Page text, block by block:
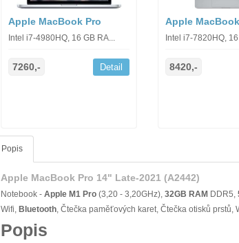
Apple MacBook Pro
Intel i7-4980HQ, 16 GB RA...
7260,- Detail
Apple
Intel i7-7820HQ,
8420,-
Popis
Apple MacBook Pro 14" Late-2021 (A2442)
Notebook - Apple M1 Pro (3,20 - 3,20GHz), 32GB RAM DDR5,
Wifi, Bluetooth, Čtečka paměťových karet, Čtečka otisků prstů,
Popis